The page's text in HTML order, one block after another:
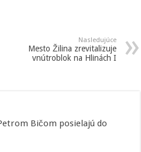
Nasledujúce
Mesto Žilina zrevitalizuje
vnútroblok na Hlinách I
Bičom posielajú do